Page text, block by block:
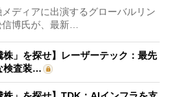
ディアに出演するグローバルリン
博氏が、最新…
株」を探せ】レーザーテック：最先
検査装…